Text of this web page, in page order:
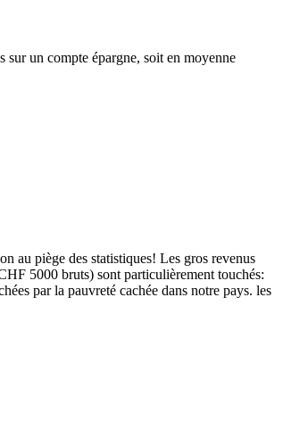
sur un compte épargne, soit en moyenne
au piège des statistiques! Les gros revenus
5000 bruts) sont particulièrement touchés:
par la pauvreté cachée dans notre pays. les